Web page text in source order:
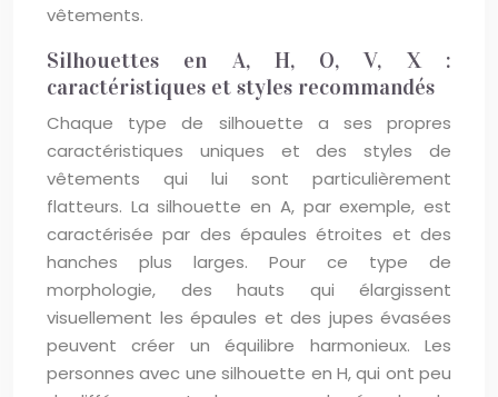
vêtements.
Silhouettes en A, H, O, V, X :
caractéristiques et styles recommandés
Chaque type de silhouette a ses propres
caractéristiques uniques et des styles de
vêtements qui lui sont particulièrement
flatteurs. La silhouette en A, par exemple, est
caractérisée par des épaules étroites et des
hanches plus larges. Pour ce type de
morphologie, des hauts qui élargissent
visuellement les épaules et des jupes évasées
peuvent créer un équilibre harmonieux. Les
personnes avec une silhouette en H, qui ont peu